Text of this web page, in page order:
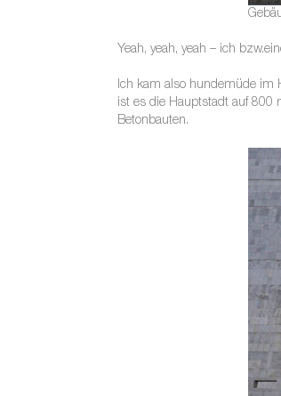
Yeah, yeah, yeah – ich
Ich kam also hundemüde im
ist es die Hauptstadt auf 800
Betonbauten.